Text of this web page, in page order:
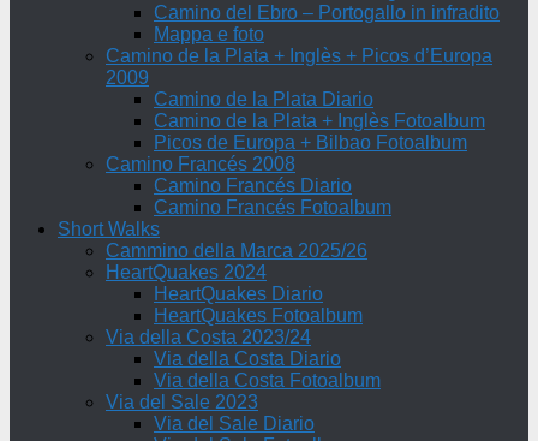
Camino del Ebro – Portogallo in infradito
Mappa e foto
Camino de la Plata + Inglès + Picos d’Europa
2009
Camino de la Plata Diario
Camino de la Plata + Inglès Fotoalbum
Picos de Europa + Bilbao Fotoalbum
Camino Francés 2008
Camino Francés Diario
Camino Francés Fotoalbum
Short Walks
Cammino della Marca 2025/26
HeartQuakes 2024
HeartQuakes Diario
HeartQuakes Fotoalbum
Via della Costa 2023/24
Via della Costa Diario
Via della Costa Fotoalbum
Via del Sale 2023
Via del Sale Diario